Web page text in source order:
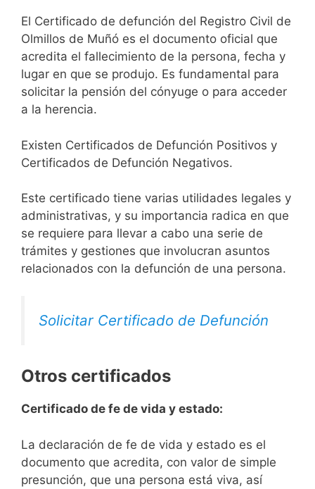
El Certificado de defunción del Registro Civil de
Olmillos de Muñó es el documento oficial que
acredita el fallecimiento de la persona, fecha y
lugar en que se produjo. Es fundamental para
solicitar la pensión del cónyuge o para acceder
a la herencia.
Existen Certificados de Defunción Positivos y
Certificados de Defunción Negativos.
Este certificado tiene varias utilidades legales y
administrativas, y su importancia radica en que
se requiere para llevar a cabo una serie de
trámites y gestiones que involucran asuntos
relacionados con la defunción de una persona.
Solicitar Certificado de Defunción
Otros certificados
Certificado de fe de vida y estado:
La declaración de fe de vida y estado es el
documento que acredita, con valor de simple
presunción, que una persona está viva, así